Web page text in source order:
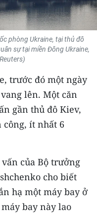
phòng Ukraine, tại thủ đô
sự tại miền Đông Ukraine,
trước đó một ngày
lên. Một căn
gần thủ đô Kiev,
ít nhất 6
của Bộ trưởng
cho biết
hạ một máy bay ở
bay này lao